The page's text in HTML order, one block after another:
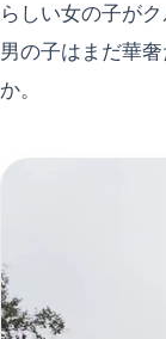
らしい女の子が
男の子はまだ華
か。